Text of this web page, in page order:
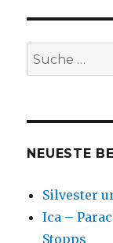
o
k
von
Suche
nach:
NEUESTE
Silvester
Ica –
Stopps